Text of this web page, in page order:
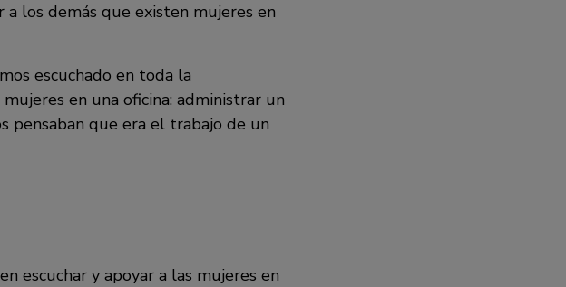
a los demás que existen mujeres en
escuchado en toda la
en una oficina: administrar un
que era el trabajo de un
escuchar y apoyar a las mujeres en